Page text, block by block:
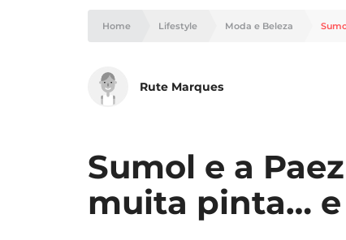
Home Lifestyle Moda e Beleza
Rute Marques
Sumol e a
muita pinta…